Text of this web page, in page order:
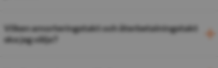
Vilken amorteringstakt och återbetalningstakt
ska jag välja?